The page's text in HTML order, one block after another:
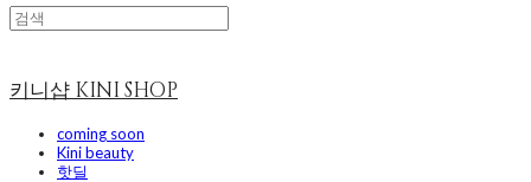
키니샵 KINI SHOP
coming soon
Kini beauty
핫딜